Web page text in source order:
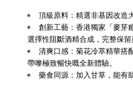
頂級原料：精選非基因改造
創新工藝：香港獨家「麥芽
選擇性阻斷酒精合成，完整保留
清爽口感：菊花冷萃精華搭
帶嚟極致暢快嘅全新體驗。
藥食同源：加入甘草，能有